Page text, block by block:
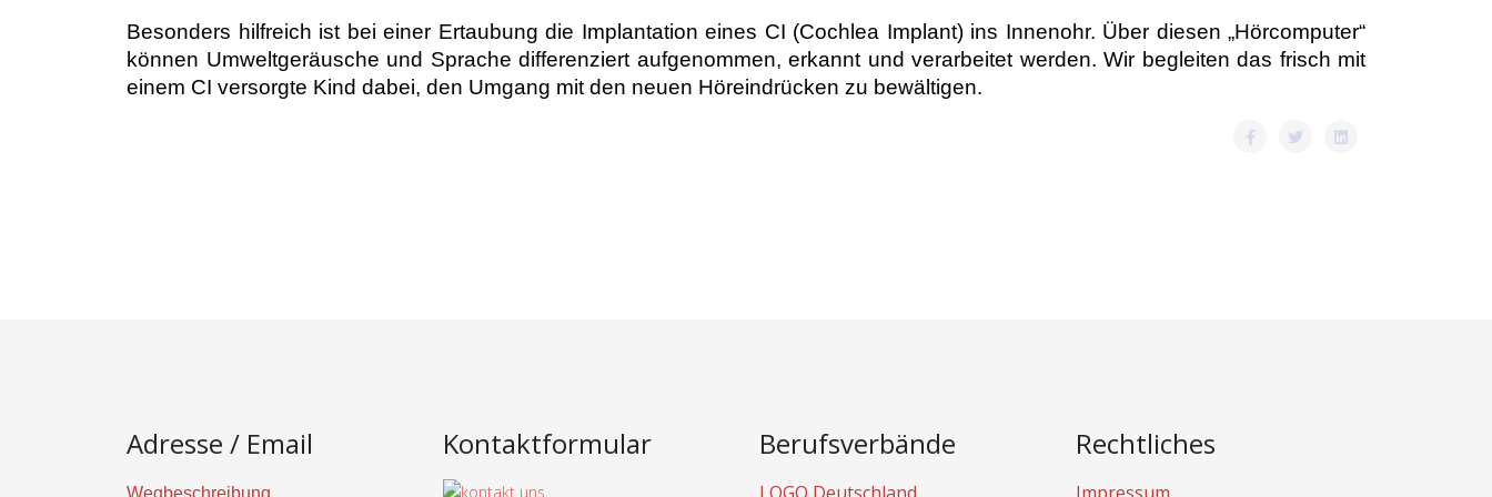
Besonders hilfreich ist bei einer Ertaubung die Implantation eines CI (Cochlea Implant) ins Innenohr. Über diesen „Hörcomputer“
können Umweltgeräusche und Sprache differenziert aufgenommen, erkannt und verarbeitet werden. Wir begleiten das frisch mit
einem CI versorgte Kind dabei, den Umgang mit den neuen Höreindrücken zu bewältigen.
Adresse / Email
Wegbeschreibung
Kontaktformular Berufsverbände Rechtliches